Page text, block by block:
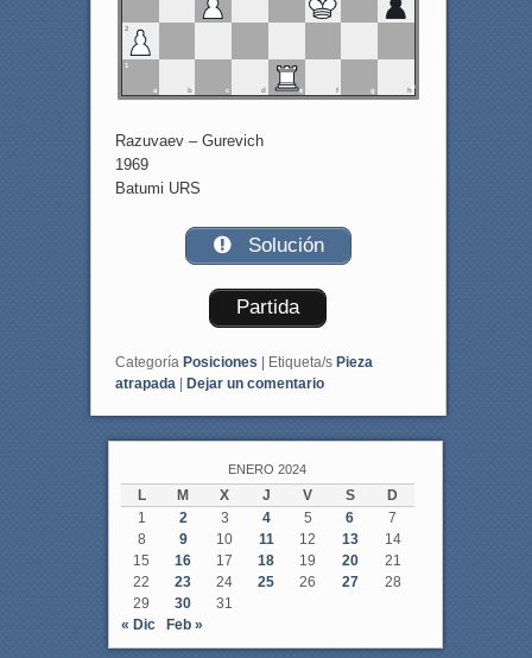
2
1
a b c d e f g h
Razuvaev – Gurevich
1969
Batumi URS
Solución
Partida
Categoría Posiciones | Etiqueta/s Pieza
atrapada | Dejar un comentario
ENERO 2024
L M X J V S
D
1
2 3 4 5 6
7
8
9 10 11 12 13
14
15
16 17 18 19 20
21
22
23 24 25 26 27
28
29
30
31
« Dic
Feb »